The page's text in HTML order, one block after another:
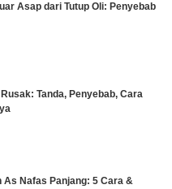
Asap dari Tutup Oli: Penyebab
Tanda, Penyebab, Cara
As Nafas Panjang: 5 Cara &